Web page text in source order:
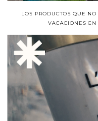
LOS PRODUCTOS QUE
VACACIONES